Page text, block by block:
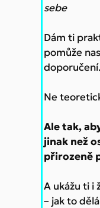
sebe
Dám ti
pomůže
doporučení.
Ne
Ale tak,
jinak než
přirozeně
A ukážu ti i
– jak to